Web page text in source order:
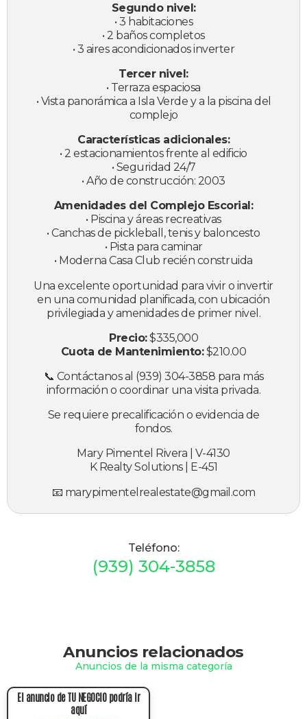
Segundo nivel:
• 3 habitaciones
• 2 baños completos
• 3 aires acondicionados inverter
Tercer nivel:
• Terraza espaciosa
• Vista panorámica a Isla Verde y a la piscina del
complejo
Características adicionales:
• 2 estacionamientos frente al edificio
• Seguridad 24/7
• Año de construcción: 2003
Amenidades del Complejo Escorial:
• Piscina y áreas recreativas
• Canchas de pickleball, tenis y baloncesto
• Pista para caminar
• Moderna Casa Club recién construida
Una excelente oportunidad para vivir o invertir
en una comunidad planificada, con ubicación
privilegiada y amenidades de primer nivel.
Precio:$335,000
Cuota de Mantenimiento:$210.00
📞 Contáctanos al (939) 304-3858 para más
información o coordinar una visita privada.
Se requiere precalificación o evidencia de
fondos.
Mary Pimentel Rivera | V-4130
K Realty Solutions | E-451
📧 marypimentelrealestate@gmail.com
Teléfono:
(939) 304-3858
Anuncios relacionados
Anuncios de la misma categoría
El anuncio de TU NEGOCIO podría ir
aquí